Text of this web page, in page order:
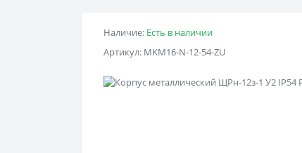
Наличие: Есть в наличии
Артикул: MKM16-N-12-54-ZU